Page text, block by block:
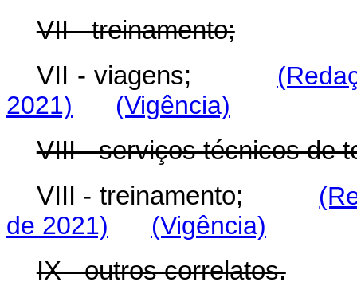
VII - treinamento;
VII - viagens;
2021)
(Vigência)
VIII - serviços técnicos de
VIII - treinamento;
de 2021)
(Vigência)
IX - outros correlatos.